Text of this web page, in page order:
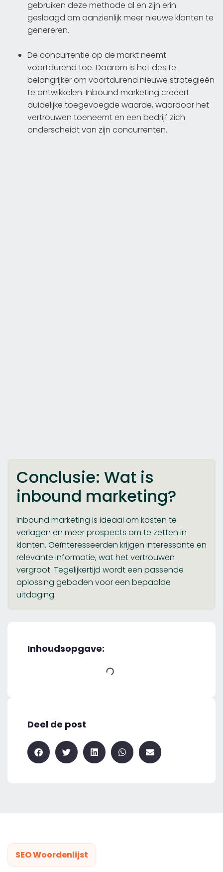
gebruiken deze methode al en zijn erin
geslaagd om aanzienlijk meer nieuwe klanten te
genereren.
De concurrentie op de markt neemt
voortdurend toe. Daarom is het des te
belangrijker om voortdurend nieuwe strategieën
te ontwikkelen. Inbound marketing creëert
duidelijke toegevoegde waarde, waardoor het
vertrouwen toeneemt en een bedrijf zich
onderscheidt van zijn concurrenten.
Conclusie: Wat is
inbound marketing?
Inbound marketing is ideaal om kosten te
verlagen en meer prospects om te zetten in
klanten. Geïnteresseerden krijgen interessante en
relevante informatie, wat het vertrouwen
vergroot. Tegelijkertijd wordt een passende
oplossing geboden voor een bepaalde
uitdaging.
Inhoudsopgave:
Deel de post
SEO Woordenlijst